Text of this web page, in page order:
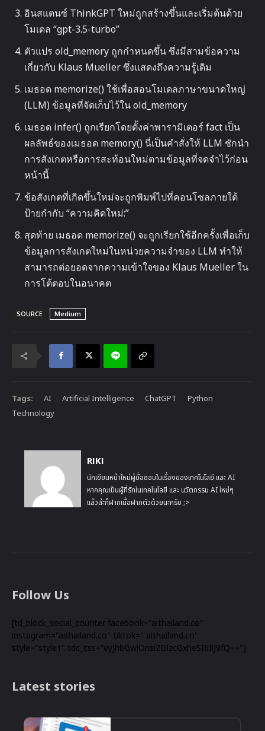
อินสแตนซ์ ThinkGPT ใหม่ถูกสร้างขึ้นและเริ่มต้นด้วย
โมเดล “gpt-3.5-turbo”
ตัวแปร old_memory ถูกกำหนดขึ้น ซึ่งมีสามข้อความ
เกี่ยวกับ Klaus Mueller ซึ่งแสดงถึงความรู้เดิม
เมธอด memorize() ใช้เพื่อสอนโมเดลภาษาขนาดใหญ่
(LLM) ข้อมูลที่จัดเก็บไว้ใน old_memory
เมธอด infer() ถูกเรียกโดยตั้งค่าพารามิเตอร์ fact เป็น
ผลลัพธ์ของเมธอด memory() นี่เป็นคำสั่งให้ LLM ชักนำ
การสังเกตหรือการสะท้อนใหม่ตามข้อมูลที่จดจำไว้ก่อน
หน้านี้
ข้อสังเกตที่เกิดขึ้นใหม่จะถูกพิมพ์ไปที่คอนโซลภายใต้
ป้ายกำกับ “ความคิดใหม่:”
สุดท้าย เมธอด memorize() จะถูกเรียกใช้อีกครั้งเพื่อเก็บ
ข้อมูลการสังเกตใหม่ในหน่วยความจำของ LLM ทำให้
สามารถต่อยอดจากความเข้าใจของ Klaus Mueller ใน
การโต้ตอบในอนาคต
SOURCE Medium
Tags: AI Artificial Intelligence ChatGPT
Python
Technology
RIKI
นักเขียนหน้าใหม่ผู้ชื่อชอบในเรื่องของเทคโนโลยี และ AI
หากคุณเป็นผู้ที่รักในเทคโนโลยี และ นวัตกรรม AI ใหม่ๆ
แล้วล่ะก็ฝากเนื้อฝากตัวด้วยนะครับ ;>
Follow Us
[td_block_social_counter facebook="aithailand.co"
instagram="aithailand.co" tiktok=" aithailand.co"
style="style1" tdc_css="eyJhbGwiOnsiZGlzcGxheSI6IiJ9fQ=="]
Latest stories